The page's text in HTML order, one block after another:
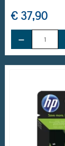
€ 37,90
−